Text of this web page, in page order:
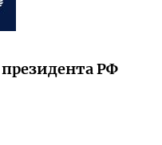
РФ